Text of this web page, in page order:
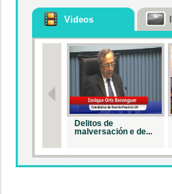
Videos
Delitos de
malversación e de...